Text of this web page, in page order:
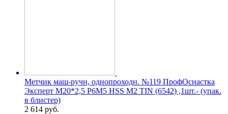
Метчик маш-ручн, однопроходн. №119 ПрофОснастка
Эксперт М20*2,5 P6M5 HSS M2 TIN (6542) ,1шт.- (упак.
в блистер)
2 614 руб.